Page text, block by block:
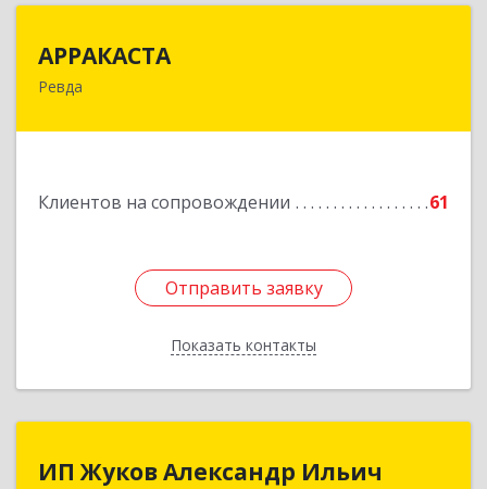
АРРАКАСТА
Ревда
Клиентов на сопровождении 61
Отправить заявку
Показать контакты
623286, Свердловская обл, Ревда г, Азина ул,
Отправить заявку
Назад
ИП Жуков Александр Ильич